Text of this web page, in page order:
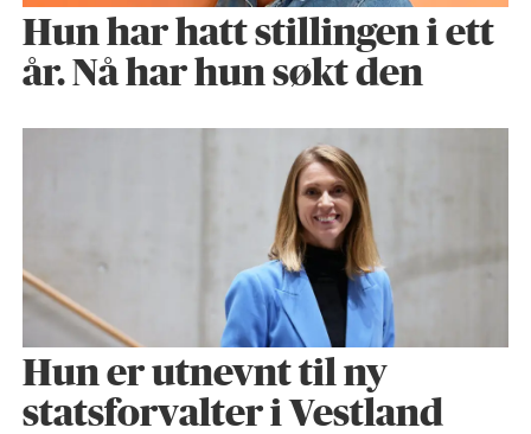
Hun har hatt stillingen i ett
år. Nå har hun søkt den
Hun er utnevnt til ny
statsforvalter i Vestland